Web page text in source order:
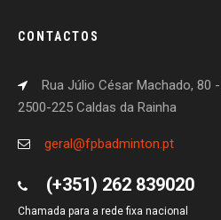
CONTACTOS
Rua Júlio César Machado, 80
2500-225 Caldas da Rainha
geral@fpbadminton.pt
(+351) 262 839020
Chamada para a rede fixa nacional